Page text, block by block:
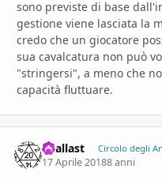
sono previste di base
gestione viene lasciata la
credo che un giocatore
sua cavalcatura non può
"stringersi", a meno che
capacità fluttuare.
baallast Circolo degli
17 Aprile 20188 anni